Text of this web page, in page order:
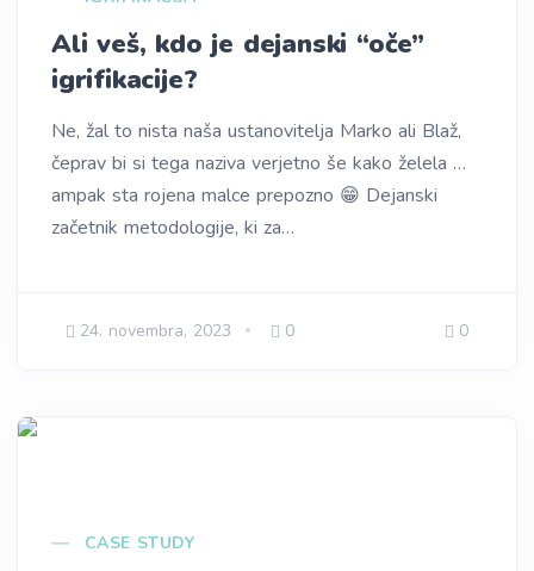
Ali veš, kdo je dejanski “oče”
igrifikacije?
Ne, žal to nista naša ustanovitelja Marko ali Blaž,
čeprav bi si tega naziva verjetno še kako želela …
ampak sta rojena malce prepozno 😁 Dejanski
začetnik metodologije, ki za…
24. novembra, 2023 0 0
CASE STUDY